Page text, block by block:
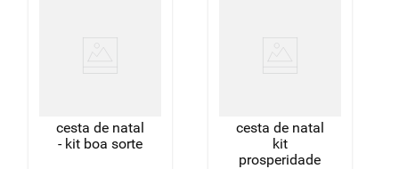
cesta de natal
- kit boa sorte
cesta de natal
kit
prosperidade